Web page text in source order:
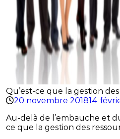
Qu’est-ce que la gestion
20 novembre 201814
Au-delà de l’embauche et
ce que la gestion des